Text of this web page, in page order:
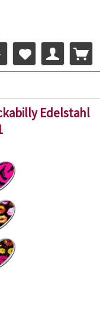
Edelstahl